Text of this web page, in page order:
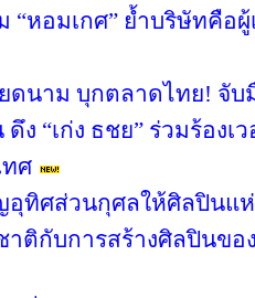
“หอมเกศ” ย้ำบริษัทคือ
ยดนาม บุกตลาดไทย! จั
ง “เก่ง ธชย” ร่วมร้องเ
ทศ
ทิศส่วนกุศลให้ศิลปินแ
ติกับการสร้างศิลปินขอ